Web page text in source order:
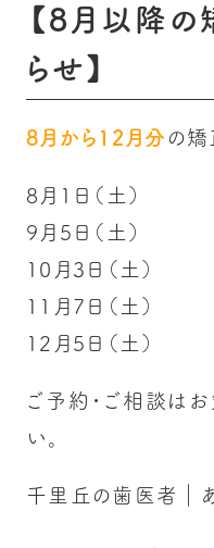
【8月以降
らせ】
8月から12月分 の矯
8月1日（土）
9月5日（土）
10月3日（土）
11月7日（土）
12月5日（土）
ご予約・ご相談は
い。
千里丘の歯医者｜